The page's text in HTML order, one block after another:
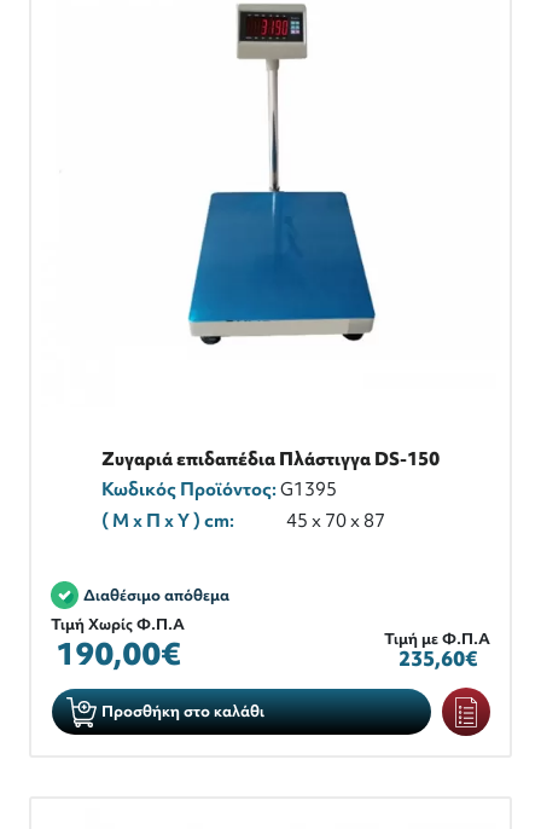
Ζυγαριά επιδαπέδια Πλάστιγγα DS-150
Κωδικός Προϊόντος:G1395
( M x Π x Y ) cm:
45 x 70 x 87
Διαθέσιμο απόθεμα
Τιμή Χωρίς Φ.Π.Α
190,00€ Τιμή με Φ.Π.Α
235,60€
Προσθήκη στο καλάθι